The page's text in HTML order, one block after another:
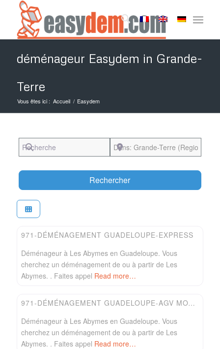
déménageur Easydem in Grande-
Terre
Vous êtes ici : Accueil / Easydem
Recherche Près de
RechercherSearch
Easydem
971-DÉMÉNAGEMENT GUADELOUPE-EXPRESS
Déménageur à Les Abymes en Guadeloupe. Vous
cherchez un déménagement de ou à partir de Les
Abymes. . Faites appel Read more…
971-DÉMÉNAGEMENT GUADELOUPE-AGV MOVING INTERNATIONAL
Déménageur à Les Abymes en Guadeloupe. Vous
cherchez un déménagement de ou à partir de Les
Abymes. . Faites appel Read more…